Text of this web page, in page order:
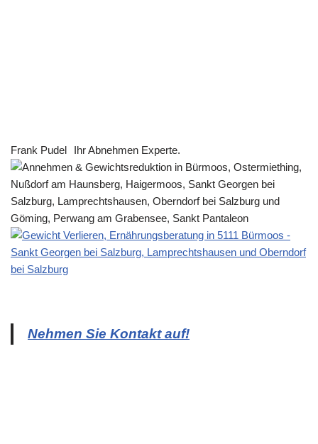
Frank Pudel Ihr Abnehmen Experte.
Nehmen Sie Kontakt auf!